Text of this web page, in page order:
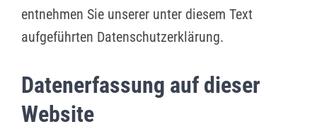
entnehmen Sie unserer unter diesem Text
aufgeführten Datenschutzerklärung.
Datenerfassung auf dieser
Website